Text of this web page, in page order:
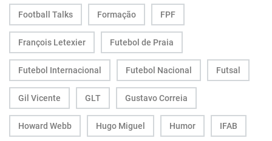
Football Talks Formação FPF
François Letexier Futebol de Praia
Futebol Internacional Futebol Nacional Futsal
Gil Vicente GLT Gustavo Correia
Howard Webb Hugo Miguel Humor IFAB